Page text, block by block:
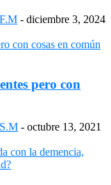
- diciembre 3, 2024
pero con
- octubre 13, 2021